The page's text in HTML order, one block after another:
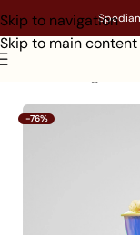
Skip to navigation
Skip to main content
-76%